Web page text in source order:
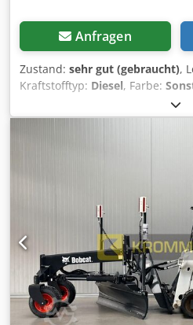
Anfragen
Zustand: sehr gut (gebraucht),
Kraftstofftyp: Diesel, Farbe:
,
Baujahr: 2021 Leergewicht:
H): 390 x 215 x 212 cm
Arbeitslampe(n) - Gummiketten
Dcedpfx Aeyc Nxtemrok -
Radio = Anmerkungen =
Stage IV / Tier IV final Allgemein
Zustand CE-Typ: CE High Flow
Fahrstufen, Laufwerk
Arbeitsscheinwerfer,
Radio, luftgefederter Sitz,